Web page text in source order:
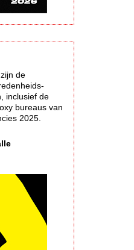
de
inclusief de
bureaus van
2025.